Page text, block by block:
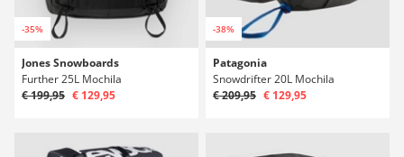
-35%
Jones Snowboards
Further 25L Mochila
€ 199,95 € 129,95
-38%
Patagonia
Snowdrifter 20L Mochila
€ 209,95 € 129,95